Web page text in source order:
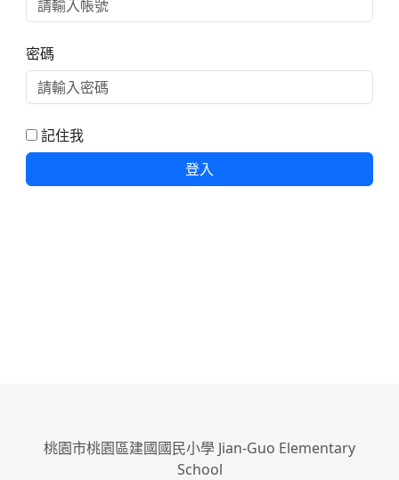
密碼
記住我
登入
桃園市桃園區建國國民小學 Jian-Guo Elementary
School